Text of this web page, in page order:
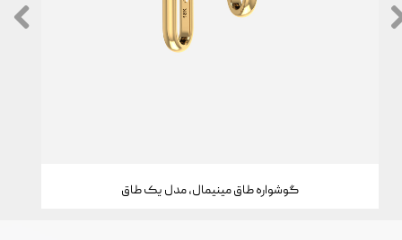
گوشواره طاق مینیمال، مدل یک طاق